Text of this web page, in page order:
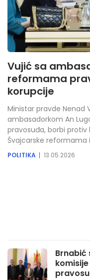
Vujić sa
reformama
korupcije
Ministar pravde Nenad
ambasadorkom An
pravosuđa, borbi protiv
Švajcarske reformama
POLITIKA 13.05.2026
Brnabić